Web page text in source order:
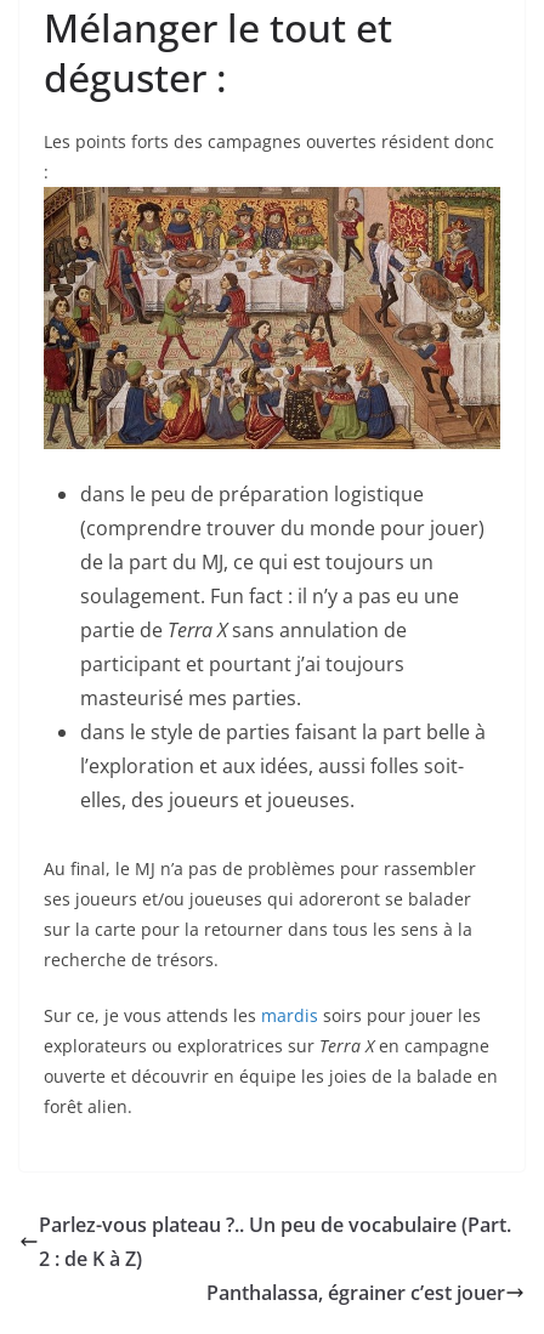
Mélanger le tout et
déguster :
Les points forts des campagnes ouvertes résident donc
:
dans le peu de préparation logistique
(comprendre trouver du monde pour jouer)
de la part du MJ, ce qui est toujours un
soulagement. Fun fact : il n’y a pas eu une
partie de Terra Xsans annulation de
participant et pourtant j’ai toujours
masteurisé mes parties.
dans le style de parties faisant la part belle à
l’exploration et aux idées, aussi folles soit-
elles, des joueurs et joueuses.
Au final, le MJ n’a pas de problèmes pour rassembler
ses joueurs et/ou joueuses qui adoreront se balader
sur la carte pour la retourner dans tous les sens à la
recherche de trésors.
Sur ce, je vous attends les mardis soirs pour jouer les
explorateurs ou exploratrices sur Terra Xen campagne
ouverte et découvrir en équipe les joies de la balade en
forêt alien.
Parlez-vous plateau ?.. Un peu de vocabulaire (Part.
2 : de K à Z)
Panthalassa, égrainer c’est jouer